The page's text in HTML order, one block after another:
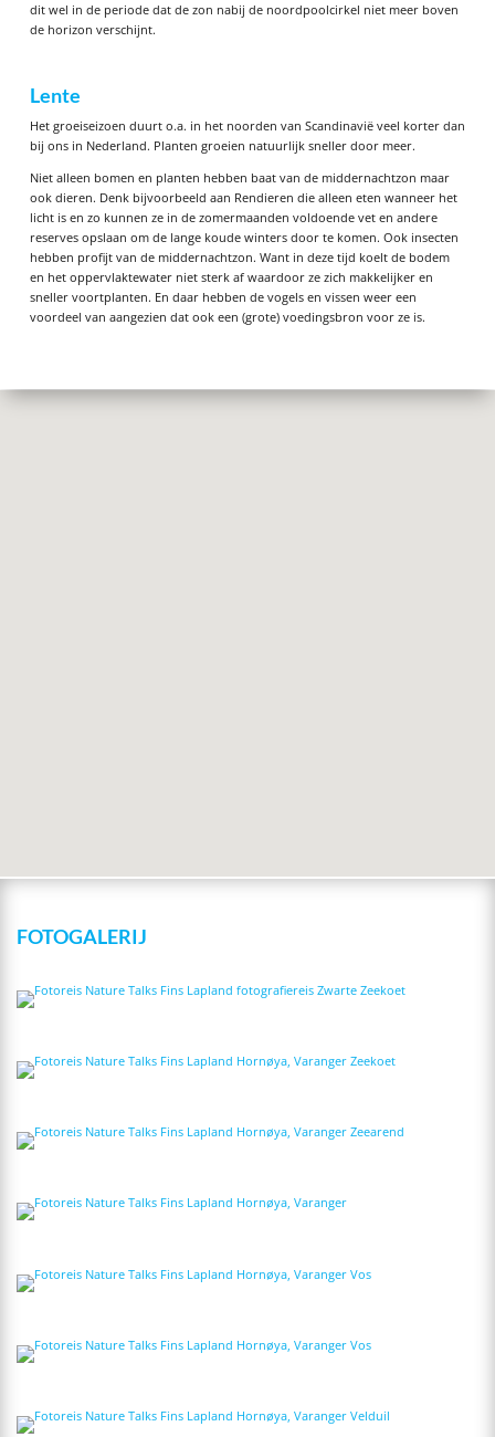
dit wel in de periode dat de zon nabij de noordpoolcirkel niet meer boven
de horizon verschijnt.
Lente
Het groeiseizoen duurt o.a. in het noorden van Scandinavië veel korter dan
bij ons in Nederland. Planten groeien natuurlijk sneller door meer.
Niet alleen bomen en planten hebben baat van de middernachtzon maar
ook dieren. Denk bijvoorbeeld aan Rendieren die alleen eten wanneer het
licht is en zo kunnen ze in de zomermaanden voldoende vet en andere
reserves opslaan om de lange koude winters door te komen. Ook insecten
hebben profijt van de middernachtzon. Want in deze tijd koelt de bodem
en het oppervlaktewater niet sterk af waardoor ze zich makkelijker en
sneller voortplanten. En daar hebben de vogels en vissen weer een
voordeel van aangezien dat ook een (grote) voedingsbron voor ze is.
FOTOGALERIJ